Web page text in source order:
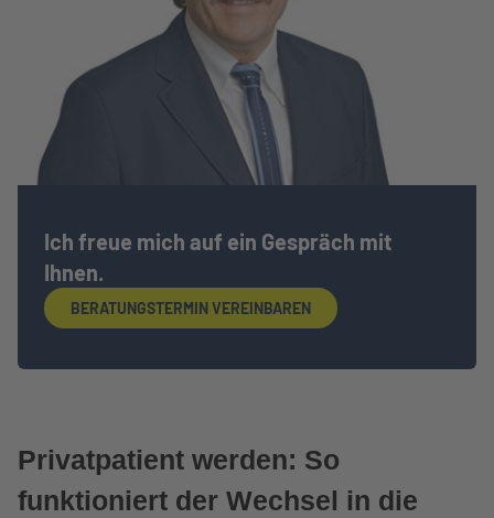
Ich freue mich auf ein Gespräch mit
Ihnen.
BERATUNGSTERMIN VEREINBAREN
Privatpatient werden: So
funktioniert der Wechsel in die